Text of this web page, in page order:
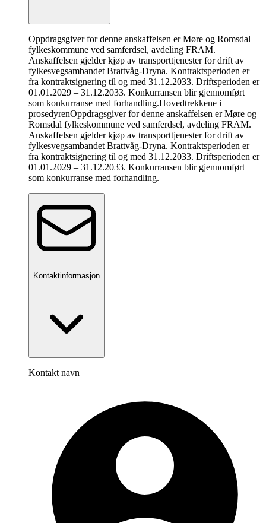
Oppdragsgiver for denne anskaffelsen er Møre og Romsdal
fylkeskommune ved samferdsel, avdeling FRAM.
Anskaffelsen gjelder kjøp av transporttjenester for drift av
fylkesvegsambandet Brattvåg-Dryna. Kontraktsperioden er
fra kontraktsignering til og med 31.12.2033. Driftsperioden er
01.01.2029 – 31.12.2033. Konkurransen blir gjennomført
som konkurranse med forhandling.Hovedtrekkene i
prosedyrenOppdragsgiver for denne anskaffelsen er Møre og
Romsdal fylkeskommune ved samferdsel, avdeling FRAM.
Anskaffelsen gjelder kjøp av transporttjenester for drift av
fylkesvegsambandet Brattvåg-Dryna. Kontraktsperioden er
fra kontraktsignering til og med 31.12.2033. Driftsperioden er
01.01.2029 – 31.12.2033. Konkurransen blir gjennomført
som konkurranse med forhandling.
Kontaktinformasjon
Kontakt navn